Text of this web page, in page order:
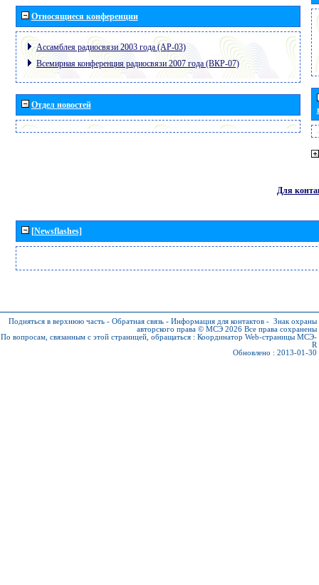
Относящиеся конференции
Ассамблея радиосвязи 2003 года (АР-03)
Всемирная конференция радиосвязи 2007 года (ВКР-07)
Отдел новостей
Для
[Newsflashes]
Подняться в верхнюю часть - Обратная связь - Информация для контактов - Знак охраны
авторского права © МСЭ 2026 Все права сохранены
По вопросам, связанным с этой страницей, обращаться : Координатор Web-страницы МСЭ-
R
Обновлено : 2013-01-30